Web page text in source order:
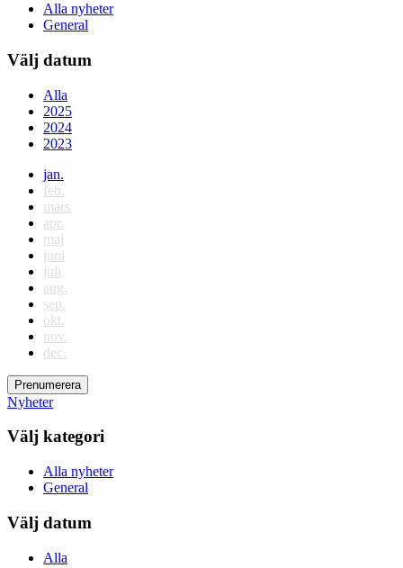
Alla nyheter
General
Välj datum
Alla
2025
2024
2023
jan.
feb.
mars
apr.
maj
juni
juli
aug.
sep.
okt.
nov.
dec.
Prenumerera
Nyheter
Välj kategori
Alla nyheter
General
Välj datum
Alla